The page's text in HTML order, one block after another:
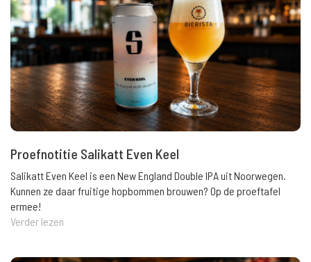
Proefnotitie Salikatt Even Keel
Salikatt Even Keel is een New England Double IPA uit Noorwegen.
Kunnen ze daar fruitige hopbommen brouwen? Op de proeftafel
ermee!
Verder lezen